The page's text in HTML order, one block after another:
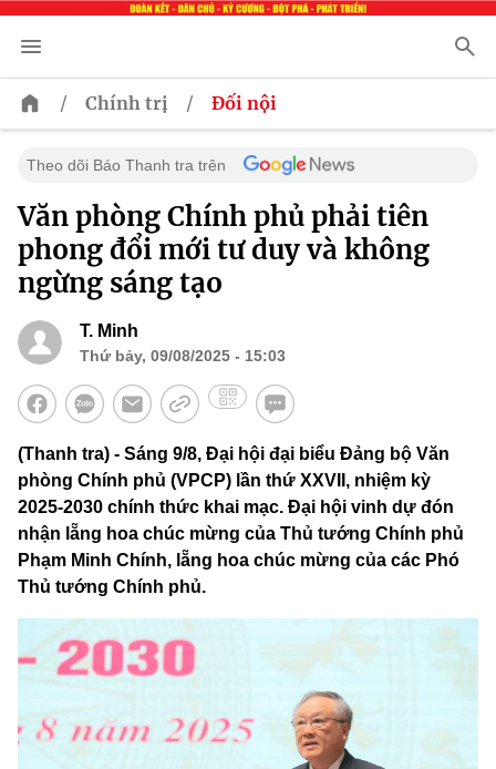
/ Chính trị / Đối nội
Theo dõi Báo Thanh tra trên
Văn phòng Chính phủ phải tiên
phong đổi mới tư duy và không
ngừng sáng tạo
T. Minh
Thứ bảy, 09/08/2025 - 15:03
(Thanh tra) - Sáng 9/8, Đại hội đại biểu Đảng bộ Văn
phòng Chính phủ (VPCP) lần thứ XXVII, nhiệm kỳ
2025-2030 chính thức khai mạc. Đại hội vinh dự đón
nhận lẵng hoa chúc mừng của Thủ tướng Chính phủ
Phạm Minh Chính, lẵng hoa chúc mừng của các Phó
Thủ tướng Chính phủ.